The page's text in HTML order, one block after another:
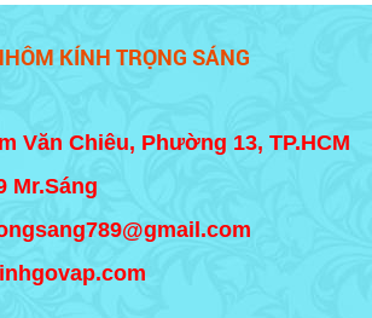
KÍNH TRỌNG SÁNG
Văn Chiêu, Phường 13, TP.HCM
Mr.Sáng